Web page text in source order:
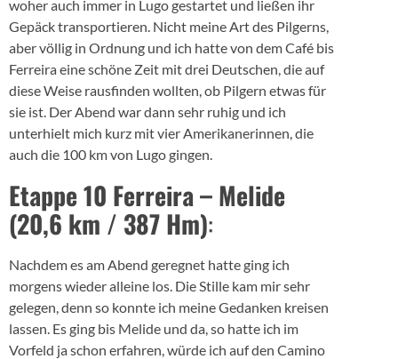
woher auch immer in Lugo gestartet und ließen ihr
Gepäck transportieren. Nicht meine Art des Pilgerns,
aber völlig in Ordnung und ich hatte von dem Café bis
Ferreira eine schöne Zeit mit drei Deutschen, die auf
diese Weise rausfinden wollten, ob Pilgern etwas für
sie ist. Der Abend war dann sehr ruhig und ich
unterhielt mich kurz mit vier Amerikanerinnen, die
auch die 100 km von Lugo gingen.
Etappe 10 Ferreira – Melide
(20,6 km / 387 Hm):
Nachdem es am Abend geregnet hatte ging ich
morgens wieder alleine los. Die Stille kam mir sehr
gelegen, denn so konnte ich meine Gedanken kreisen
lassen. Es ging bis Melide und da, so hatte ich im
Vorfeld ja schon erfahren, würde ich auf den Camino